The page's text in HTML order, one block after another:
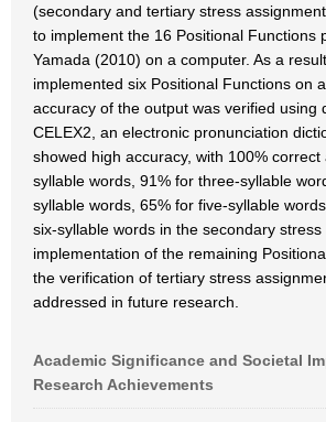
(secondary and tertiary stress
to implement the 16 Positional Functions
Yamada (2010) on a computer. As a
implemented six Positional Functions on
accuracy of the output was verified using
CELEX2, an electronic pronunciation
showed high accuracy, with 100% correct
syllable words, 91% for three-syllable
syllable words, 65% for five-syllable
six-syllable words in the secondary
implementation of the remaining
the verification of tertiary stress
addressed in future research.
Academic Significance and Societal
Research Achievements